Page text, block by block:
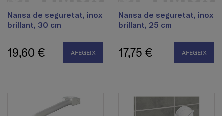
Nansa de seguretat, inox
brillant, 30 cm
19,60 € AFEGEIX
Nansa de seguretat, inox
brillant, 25 cm
17,75 € AFEGEIX